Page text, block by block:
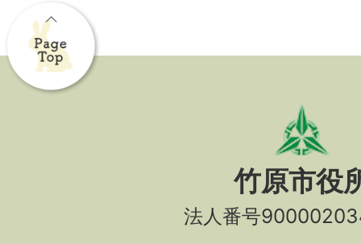
竹原市役
法人番号